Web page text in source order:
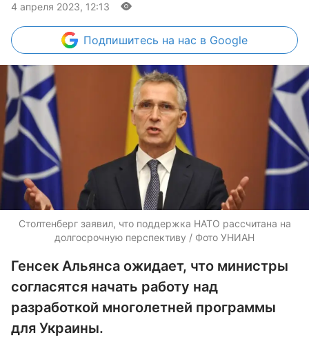
4 апреля 2023, 12:13
Подпишитесь на нас в Google
Столтенберг заявил, что поддержка НАТО рассчитана на
долгосрочную перспективу / Фото УНИАН
Генсек Альянса ожидает, что министры
согласятся начать работу над
разработкой многолетней программы
для Украины.